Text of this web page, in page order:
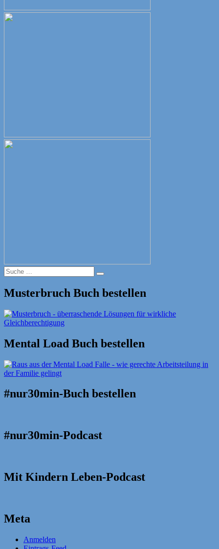
Suche
nach:
Suche
Musterbruch Buch bestellen
Mental Load Buch bestellen
#nur30min-Buch bestellen
#nur30min-Podcast
Mit Kindern Leben-Podcast
Meta
Anmelden